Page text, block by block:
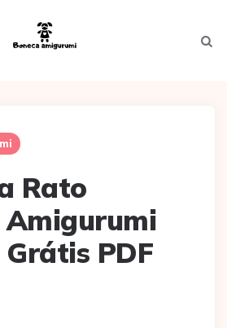
Rato
Amigurumi
PDF